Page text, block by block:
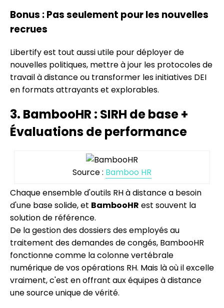
Bonus : Pas seulement pour les nouvelles
recrues
Libertify est tout aussi utile pour déployer de
nouvelles politiques, mettre à jour les protocoles de
travail à distance ou transformer les initiatives DEI
en formats attrayants et explorables.
3. BambooHR : SIRH de base +
Évaluations de performance
Source : Bamboo HR
Chaque ensemble d'outils RH à distance a besoin
d'une base solide, et BambooHR est souvent la
solution de référence.
De la gestion des dossiers des employés au
traitement des demandes de congés, BambooHR
fonctionne comme la colonne vertébrale
numérique de vos opérations RH. Mais là où il excelle
vraiment, c'est en offrant aux équipes à distance
une source unique de vérité.